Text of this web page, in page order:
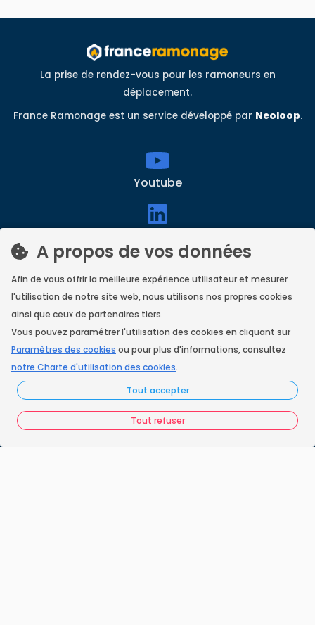
A propos de vos données
Afin de vous offrir la meilleure expérience utilisateur et mesurer
l'utilisation de notre site web, nous utilisons nos propres cookies
ainsi que ceux de partenaires tiers.
Vous pouvez paramétrer l'utilisation des cookies en cliquant sur
Paramètres des cookies ou pour plus d'informations, consultez
notre Charte d'utilisation des cookies.
Tout accepter
Tout refuser
La prise de rendez-vous pour les ramoneurs en
déplacement.
France Ramonage est un service développé par Neoloop.
Youtube
Facebook
Instagram
Accueil
Nos engagements